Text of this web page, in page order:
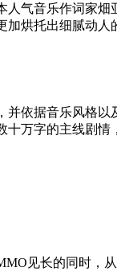
气音乐作词家畑
烘托出细腻动人
依据音乐风格以
万字的主线剧情
见长的同时，